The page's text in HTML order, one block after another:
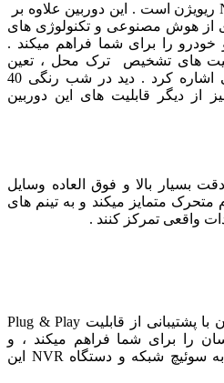
از محصولات با کیفیت سری N ریویژن است . این دوربین علاوه بر
از هوش مصنوعی و تکنولوژی های
را برای شما فراهم میکند .
های تشخیص ترک محل ، تعین
منطقه ممنوعه و خط فرضی اشاره کرد . دید در شب رنگی 40
از دیگر قابلیت های این دوربین
بسیار بالا و فوق العاده وسایل
متحرک متمایز میکند و به تینم های
واقعی تمرکز کنند .
دوربین های تحت شبکه ریویژن با پشتیبانی از قابلیت Plug & Play
را برای شما فراهم میکند ، و
میتوانید تنها با اتصال دوربین به سوئیچ شبکه و دستگاه NVR این